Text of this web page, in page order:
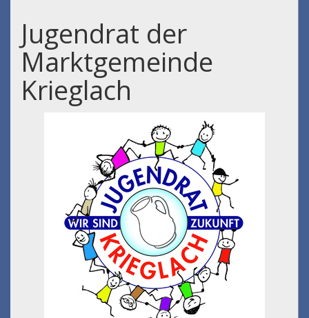
Jugendrat der
Marktgemeinde
Krieglach